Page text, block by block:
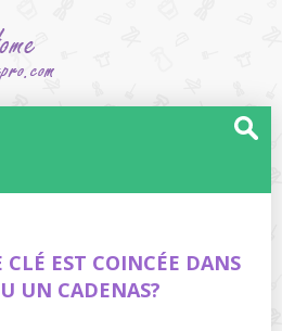
EST COINCÉE DANS
UN CADENAS?